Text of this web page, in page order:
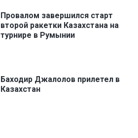
Провалом завершился старт
второй ракетки Казахстана на
турнире в Румынии
Баходир Джалолов прилетел в
Казахстан